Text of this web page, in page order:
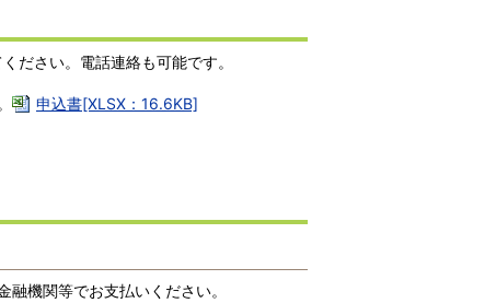
ださい。電話連絡も可能です。
申込書[XLSX：16.6KB]
機関等でお支払いください。